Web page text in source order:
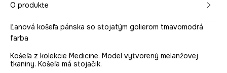
O produkte
Ľanová košeľa pánska so stojatým golierom tmavomodrá
farba
Košeľa z kolekcie Medicine. Model vytvorený melanžovej
tkaniny. Košeľa má stojačik.